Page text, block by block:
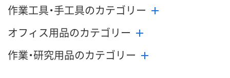
作業工具・手工具のカテゴリー
オフィス用品のカテゴリー
作業・研究用品のカテゴリー